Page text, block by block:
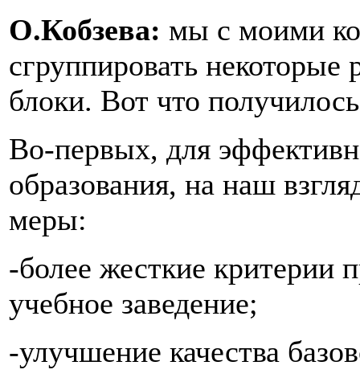
О.Кобзева: мы с моими
сгруппировать
блоки. Вот что
Во-первых, для
образования, на наш
меры:
-более жесткие критерии
учебное заведение;
-улучшение качества